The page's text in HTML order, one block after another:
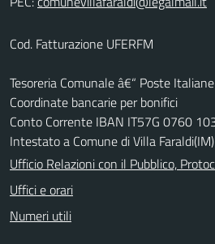
Cod. Fatturazione UFERFM
Tesoreria Comunale â€“ Poste
Coordinate bancarie per bonifici
Conto Corrente IBAN IT57G 0760
Intestato a Comune di Villa Faraldi(IM)
Ufficio Relazioni con il Pubblico,
Uffici e orari
Numeri utili